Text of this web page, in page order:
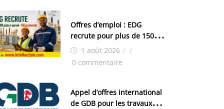
Offres d’emploi : EDG
recrute pour plus de 150
postes1 août 2026 / /
0 commentaire
Appel d’offres international
de GDB pour les travaux